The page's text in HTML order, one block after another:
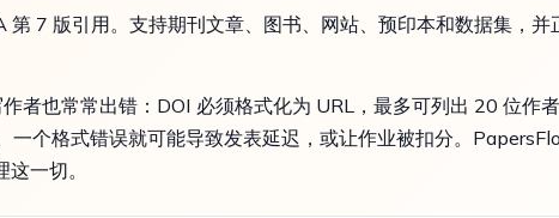
7 版引用。支持期刊文章、图书、网站、预印本和数据集，
者也常常出错：DOI 必须格式化为 URL，最多可列出 20 位作
一个格式错误就可能导致发表延迟，或让作业被扣分。
一切。